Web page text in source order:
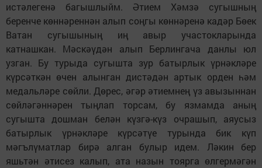
истәлегенә багышлыйм. Әтием Хәмзә сугышның
беренче көннәреннән алып соңгы көннәренә кадәр Бөек
Ватан сугышының иң авыр участокларында
катнашкан. Мәскәүдән алып Берлингача данлы юл
узган. Бу турыда сугышта зур батырлык үрнәкләре
күрсәткән өчен алынган дистәдән артык орден һәм
медальләре сөйли. Дөрес, әгәр әтиемнең үз авызыннан
сөйләгәннәрен тыңлап торсам, бу язмамда аның
сугышта дошман белән күзгә-күз очрашып, аяусыз
батырлык үрнәкләре күрсәтүе турында бик күп
мәгълүматлар бирә алган булыр идем. Ләкин бер
яшьтән әтисез калып, ата назын тоярга өлгермәгән